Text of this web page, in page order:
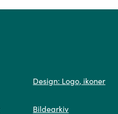
Design: Logo, ikoner
Bildearkiv